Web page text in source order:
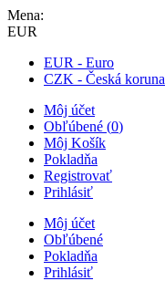
Mena:
EUR
EUR - Euro
CZK - Česká koruna
Môj účet
Obľúbené (0)
Môj Košík
Pokladňa
Registrovať
Prihlásiť
Môj účet
Obľúbené
Pokladňa
Prihlásiť